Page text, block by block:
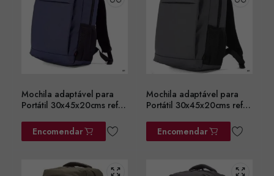
Mochila adaptável para
Portátil 30x45x20cms ref.
Encomendar
Mochila adaptável para
Portátil 30x45x20cms ref.
Encomendar